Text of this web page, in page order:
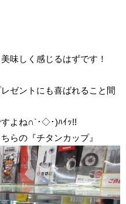
味しく感じるはずです！
ゼントにも喜ばれること間
すよね∩`･◇･)ﾊｲｯ!!
らの『チタンカップ』